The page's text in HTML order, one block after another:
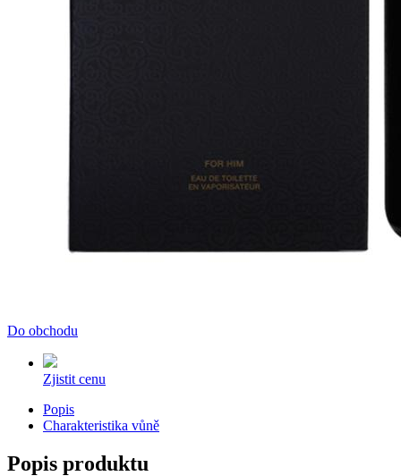
Do obchodu
Zjistit cenu
Popis
Charakteristika vůně
Popis produktu